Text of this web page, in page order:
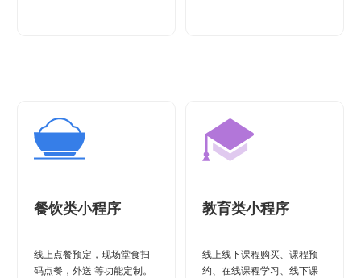
餐饮类小程序
线上点餐预定，现场堂食扫
码点餐，外送 等功能定制。
教育类小程序
线上线下课程购买、课程预
约、在线课程学习、线下课